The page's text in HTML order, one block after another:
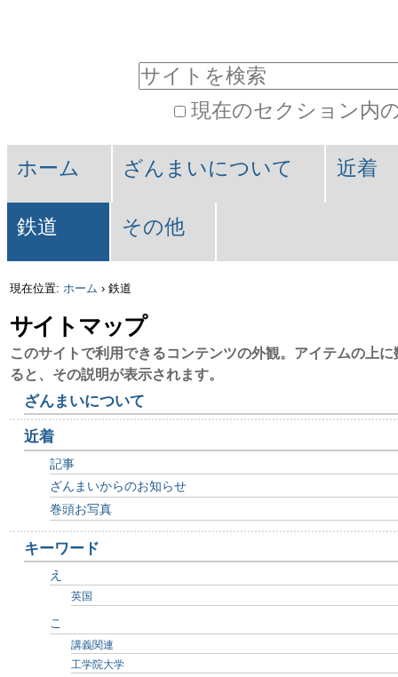
ツ
飛
ぶ
|
ナ
ビ
ゲ
ー
ン
ル
ツ
ー
ル
現在のセクション内
細
索
セ
ク
シ
ョ
ン
ホーム ざんまいについて 近着
鉄道 その他
現在位置: ホーム › 鉄道
サイトマップ
このサイトで利用できるコンテンツの外観。アイテムの上
ると、その説明が表示されます。
ざんまいについて
近着
記事
ざんまいからのお知らせ
巻頭お写真
キーワード
え
英国
こ
講義関連
工学院大学